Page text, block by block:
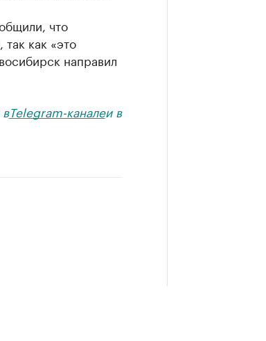
что
как «это
направил
Telegram-каналеи в